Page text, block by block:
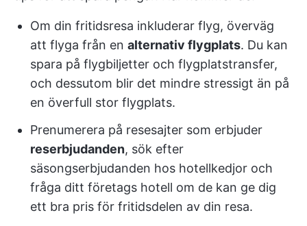
Om din fritidsresa inkluderar flyg, överväg
att flyga från en alternativ flygplats. Du kan
spara på flygbiljetter och flygplatstransfer,
och dessutom blir det mindre stressigt än på
en överfull stor flygplats.
Prenumerera på resesajter som erbjuder
reserbjudanden, sök efter
säsongserbjudanden hos hotellkedjor och
fråga ditt företags hotell om de kan ge dig
ett bra pris för fritidsdelen av din resa.